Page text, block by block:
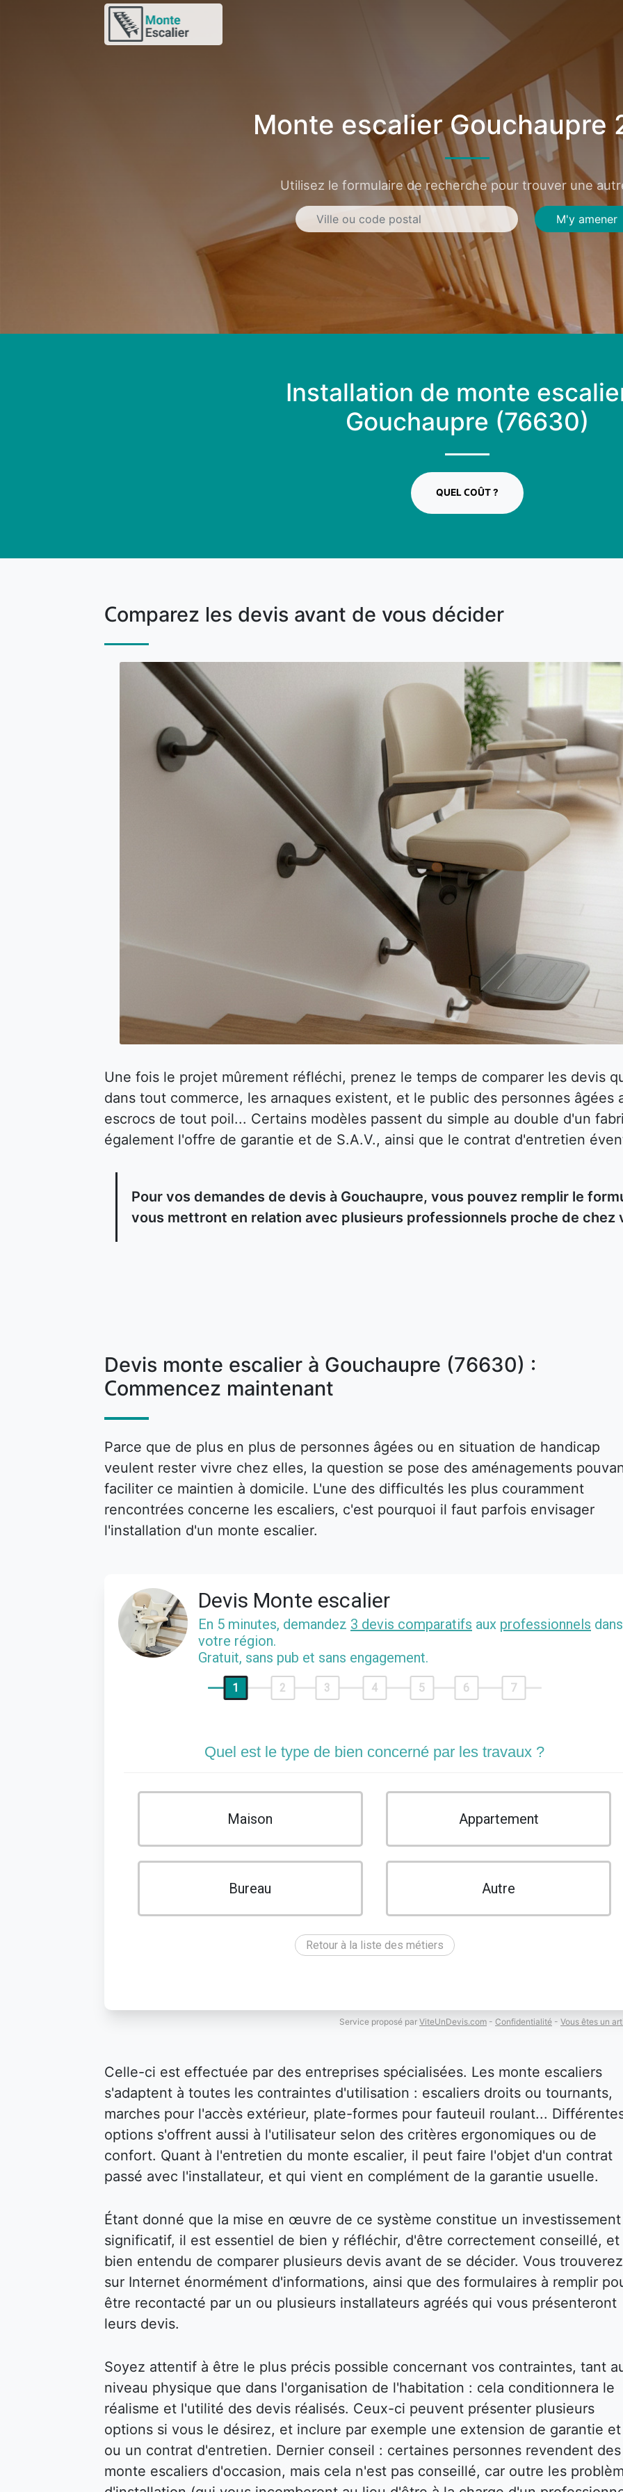
Monte escalier Gouchaupre
Utilisez le formulaire de recherche pour trouver une
M'y amener
Installation de monte
Gouchaupre (76630)
QUEL COÛT ?
Comparez les devis avant de vous décider
Une fois le projet mûrement réfléchi, prenez le temps de comparer les devis
dans tout commerce, les arnaques existent, et le public des personnes âgées
escrocs de tout poil... Certains modèles passent du simple au double d'un
également l'offre de garantie et de S.A.V., ainsi que le contrat d'entretien
Pour vos demandes de devis à Gouchaupre, vous pouvez remplir le
vous mettront en relation avec plusieurs professionnels proche de chez
Devis monte escalier à Gouchaupre (76630) :
Commencez maintenant
Parce que de plus en plus de personnes âgées ou en situation de handicap
veulent rester vivre chez elles, la question se pose des aménagements
faciliter ce maintien à domicile. L'une des difficultés les plus couramment
rencontrées concerne les escaliers, c'est pourquoi il faut parfois envisager
l'installation d'un monte escalier.
Devis Monte escalier
En 5 minutes, demandez 3 devis comparatifs aux professionnels dans
votre région.
Gratuit, sans pub et sans engagement.
1 2 3 4 5 6 7
Quel est le type de bien concerné par les travaux ?
Maison Appartement
Bureau Autre
Retour à la liste des métiers
Service proposé par ViteUnDevis.com - Confidentialité - Vous êtes un
Celle-ci est effectuée par des entreprises spécialisées. Les monte escaliers
s'adaptent à toutes les contraintes d'utilisation : escaliers droits ou tournants,
marches pour l'accès extérieur, plate-formes pour fauteuil roulant...
options s'offrent aussi à l'utilisateur selon des critères ergonomiques ou de
confort. Quant à l'entretien du monte escalier, il peut faire l'objet d'un contrat
passé avec l'installateur, et qui vient en complément de la garantie usuelle.
Étant donné que la mise en œuvre de ce système constitue un investissement
significatif, il est essentiel de bien y réfléchir, d'être correctement conseillé, et
bien entendu de comparer plusieurs devis avant de se décider. Vous trouverez
sur Internet énormément d'informations, ainsi que des formulaires à remplir
être recontacté par un ou plusieurs installateurs agréés qui vous présenteront
leurs devis.
Soyez attentif à être le plus précis possible concernant vos contraintes, tant
niveau physique que dans l'organisation de l'habitation : cela conditionnera le
réalisme et l'utilité des devis réalisés. Ceux-ci peuvent présenter plusieurs
options si vous le désirez, et inclure par exemple une extension de garantie
ou un contrat d'entretien. Dernier conseil : certaines personnes revendent des
monte escaliers d'occasion, mais cela n'est pas conseillé, car outre les